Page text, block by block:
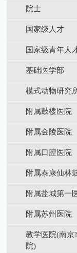
院士
国家级人才
国家级青年人
基础医学部
模式动物研究
附属鼓楼医院
附属金陵医院
附属口腔医院
附属泰康仙林
附属盐城第⼀
附属苏州医院
教学医院(南京
院)